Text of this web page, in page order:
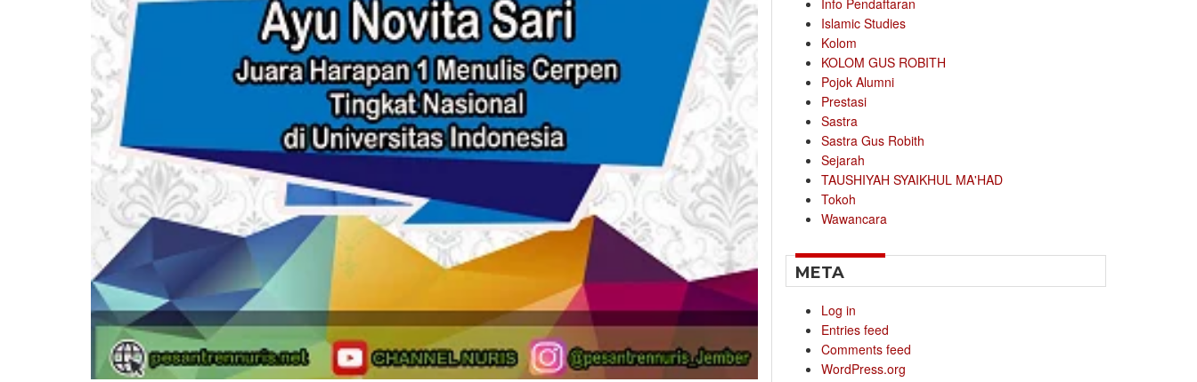
Info Pendaftaran
Islamic Studies
Kolom
KOLOM GUS ROBITH
Pojok Alumni
Prestasi
Sastra
Sastra Gus Robith
Sejarah
TAUSHIYAH SYAIKHUL MA'HAD
Tokoh
Wawancara
META
Log in
Entries feed
Comments feed
WordPress.org